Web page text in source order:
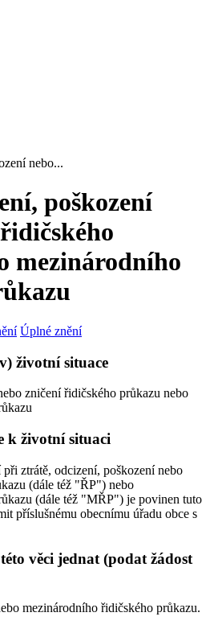
nebo...
poškození
mezinárodního
Úplné znění
životní situace
zničení řidičského průkazu nebo
k životní situaci
ztrátě, odcizení, poškození nebo
(dále též "ŘP") nebo
(dále též "MŘP") je povinen tuto
příslušnému obecnímu úřadu obce s
věci jednat (podat žádost
mezinárodního řidičského průkazu.